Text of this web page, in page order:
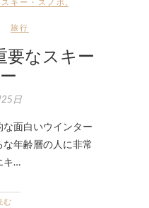
旅行
要なスキー
日
面白いウインター
年齢層の人に非常
キ…
む